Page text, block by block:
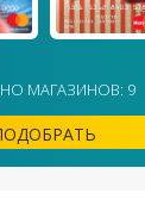
МАГАЗИНОВ: 9